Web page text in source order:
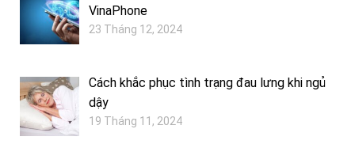
VinaPhone
23 Tháng 12, 2024
Cách khắc phục tình trạng đau lưng khi ngủ
dậy
19 Tháng 11, 2024